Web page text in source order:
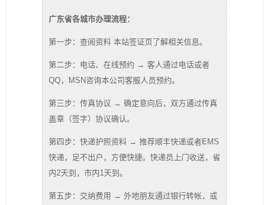
广东省各城市办理流程：
第一步：查阅资料 本站签证页了解相关信息。
第二步：电话、在线预约 → 客人通过电话或者
QQ，MSN咨询本公司客服人员预约。
第三步：传真协议 → 确定意向后，双方通过传真
盖章（签字）协议确认。
第四步：快递护照资料 → 推荐顺丰快递或者EMS
快递，足不出户，方便快捷。快递员上门收送，省
内2天到，市内1天到。
第五步：交纳费用 → 外地朋友通过银行转帐，或